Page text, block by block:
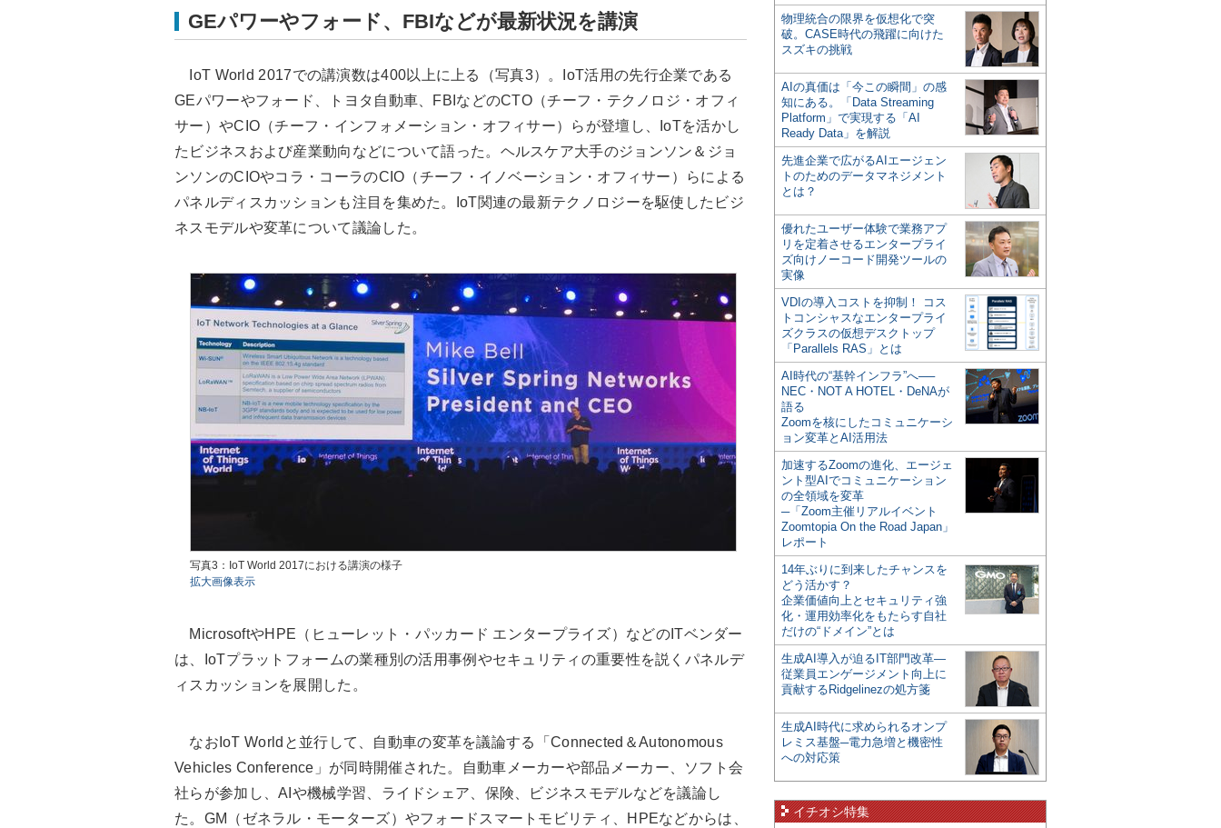
GEパワーやフォード、FBIなどが最新状況を講演
IoT World 2017での講演数は400以上に上る（写真3）。IoT活用の先行企業である
GEパワーやフォード、トヨタ自動車、FBIなどのCTO（チーフ・テクノロジ・オフィ
サー）やCIO（チーフ・インフォメーション・オフィサー）らが登壇し、IoTを活かし
たビジネスおよび産業動向などについて語った。ヘルスケア大手のジョンソン＆ジョ
ンソンのCIOやコラ・コーラのCIO（チーフ・イノベーション・オフィサー）らによる
パネルディスカッションも注目を集めた。IoT関連の最新テクノロジーを駆使したビジ
ネスモデルや変革について議論した。
写真3：IoT World 2017における講演の様子
拡大画像表示
MicrosoftやHPE（ヒューレット・パッカード エンタープライズ）などのITベンダー
は、IoTプラットフォームの業種別の活用事例やセキュリティの重要性を説くパネルデ
ィスカッションを展開した。
なおIoT Worldと並行して、自動車の変革を議論する「Connected＆Autonomous
Vehicles Conference」が同時開催された。自動車メーカーや部品メーカー、ソフト会
社らが参加し、AIや機械学習、ライドシェア、保険、ビジネスモデルなどを議論し
た。GM（ゼネラル・モーターズ）やフォードスマートモビリティ、HPEなどからは、
物理統合の限界を仮想化で突
破。CASE時代の飛躍に向けた
スズキの挑戦
AIの真価は「今この瞬間」の感
知にある。「Data Streaming
Platform」で実現する「AI
Ready Data」を解説
先進企業で広がるAIエージェン
トのためのデータマネジメント
とは？
優れたユーザー体験で業務アプ
リを定着させるエンタープライ
ズ向けノーコード開発ツールの
実像
VDIの導入コストを抑制！ コス
トコンシャスなエンタープライ
ズクラスの仮想デスクトップ
「Parallels RAS」とは
AI時代の“基幹インフラ”へ──
NEC・NOT A HOTEL・DeNAが
語る
Zoomを核にしたコミュニケーシ
ョン変革とAI活用法
加速するZoomの進化、エージェ
ント型AIでコミュニケーション
の全領域を変革
─「Zoom主催リアルイベント
Zoomtopia On the Road Japan」
レポート
14年ぶりに到来したチャンスを
どう活かす？
企業価値向上とセキュリティ強
化・運用効率化をもたらす自社
だけの“ドメイン”とは
生成AI導入が迫るIT部門改革―
従業員エンゲージメント向上に
貢献するRidgelinezの処方箋
生成AI時代に求められるオンプ
レミス基盤─電力急増と機密性
への対応策
イチオシ特集